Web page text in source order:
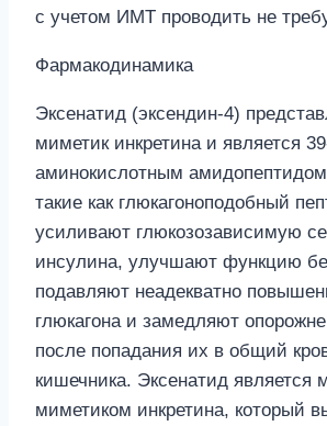
с учетом ИМТ проводить не
Фармакодинамика
Эксенатид (эксендин-4)
миметик инкретина и является
аминокислотным
такие как глюкагоноподобный
усиливают глюкозозависимую
инсулина, улучшают функцию
подавляют неадекватно
глюкагона и замедляют
после попадания их в общий
кишечника. Эксенатид
миметиком инкретина, который